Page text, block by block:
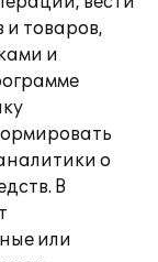
и товаров,
и
о
В
или